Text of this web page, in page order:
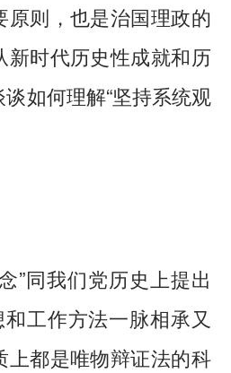
原则，也是治国理政的
新时代历史性成就和历
如何理解“坚持系统观
同我们党历史上提出
和工作方法一脉相承又
上都是唯物辩证法的科